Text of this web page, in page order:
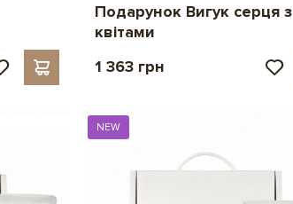
Подарунок Вигук серця з
квітами
1 363 грн
NEW